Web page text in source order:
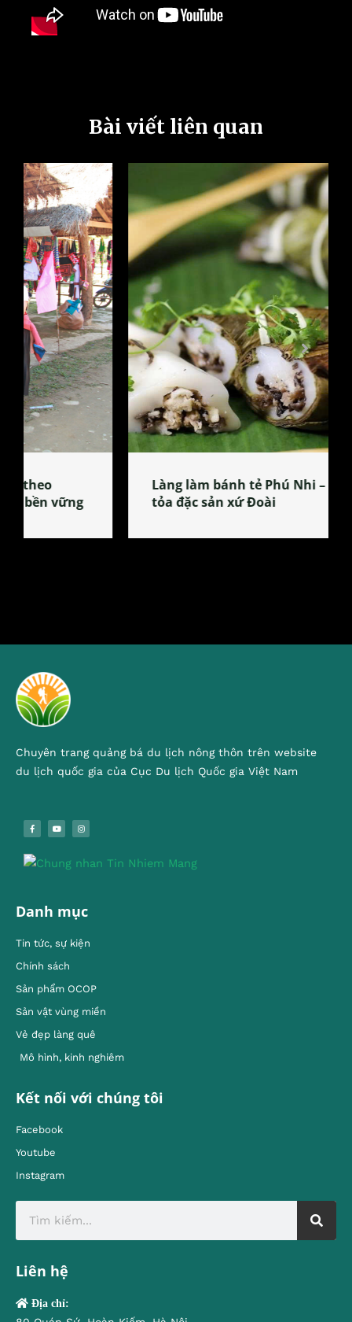
Bài viết liên quan
Làng làm bánh tẻ Phú Nhi – nơi lan
tỏa đặc sản xứ Đoài
Chuyên trang quảng bá du lịch nông thôn trên website
du lịch quốc gia của Cục Du lịch Quốc gia Việt Nam
Danh mục
Tin tức, sự kiện
Chính sách
Sản phẩm OCOP
Sản vật vùng miền
Vẻ đẹp làng quê
Mô hình, kinh nghiêm
Kết nối với chúng tôi
Facebook
Youtube
Instagram
Liên hệ
Địa chỉ: